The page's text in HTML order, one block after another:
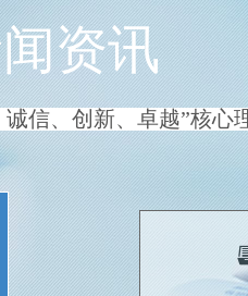
资讯
信、创新、卓越”核心